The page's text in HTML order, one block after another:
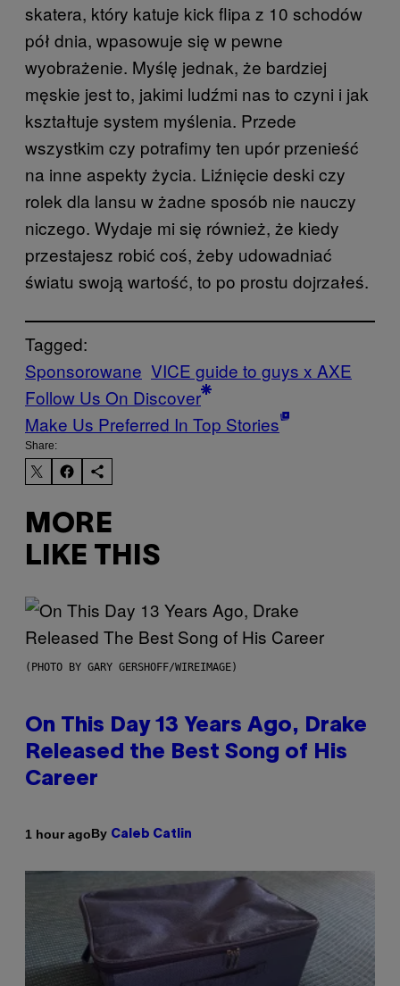
skatera, który katuje kick flipa z 10 schodów
pół dnia, wpasowuje się w pewne
wyobrażenie. Myślę jednak, że bardziej
męskie jest to, jakimi ludźmi nas to czyni i jak
kształtuje system myślenia. Przede
wszystkim czy potrafimy ten upór przenieść
na inne aspekty życia. Liźnięcie deski czy
rolek dla lansu w żadne sposób nie nauczy
niczego. Wydaje mi się również, że kiedy
przestajesz robić coś, żeby udowadniać
światu swoją wartość, to po prostu dojrzałeś.
Tagged:
Sponsorowane VICE guide to guys x AXE
Follow Us On Discover
Make Us Preferred In Top Stories
Share:
MORE
LIKE THIS
(PHOTO BY GARY GERSHOFF/WIREIMAGE)
On This Day 13 Years Ago, Drake
Released the Best Song of His
Career
1 hour agoBy Caleb Catlin